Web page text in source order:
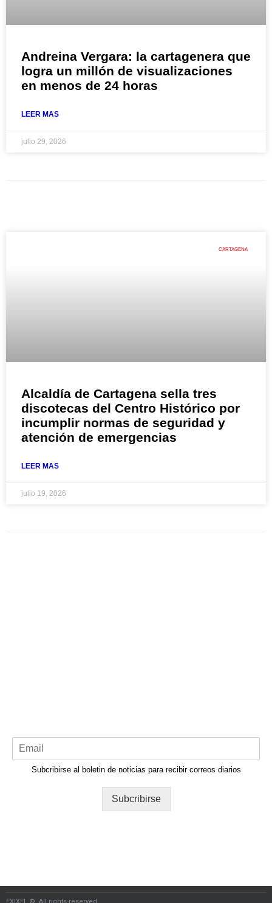
Andreina Vergara: la cartagenera que
logra un millón de visualizaciones
en menos de 24 horas
LEER MAS
julio 29, 2026
CARTAGENA
Alcaldía de Cartagena sella tres
discotecas del Centro Histórico por
incumplir normas de seguridad y
atención de emergencias
LEER MAS
julio 19, 2026
Subcribirse al boletin de noticias para recibir correos diarios
Subcribirse